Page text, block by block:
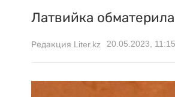
Латвийка
Редакция Liter.kz 20.05.2023, 11:15